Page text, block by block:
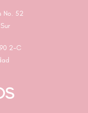
No. 52
2-C